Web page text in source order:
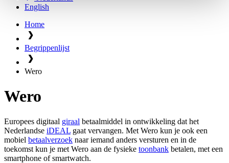
English
Home
Begrippenlijst
Wero
Wero
Europees digitaal giraal betaalmiddel in ontwikkeling dat het
Nederlandse iDEAL gaat vervangen. Met Wero kun je ook een
mobiel betaalverzoek naar iemand anders versturen en in de
toekomst kun je met Wero aan de fysieke toonbank betalen, met een
smartphone of smartwatch.